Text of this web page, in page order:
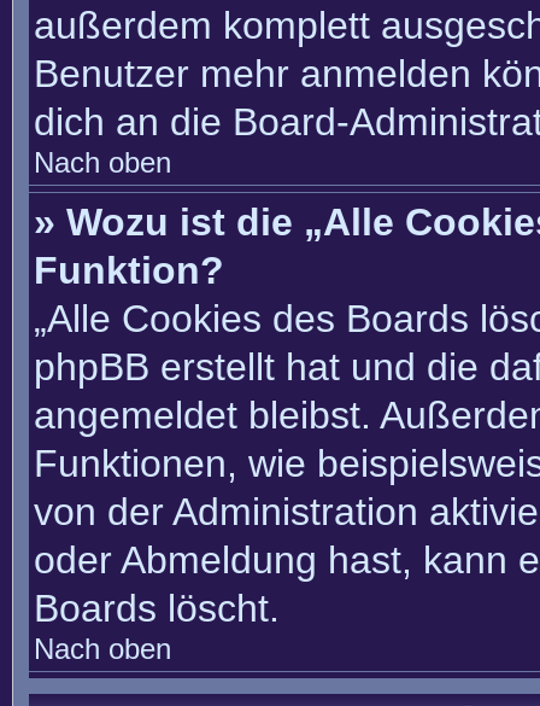
außerdem komplett
Benutzer mehr anmelden
dich an die Board-
Nach oben
» Wozu ist die „Alle
Funktion?
„Alle Cookies des Boards
phpBB erstellt hat und die
angemeldet bleibst.
Funktionen, wie
von der Administration
oder Abmeldung hast, kann
Boards löscht.
Nach oben